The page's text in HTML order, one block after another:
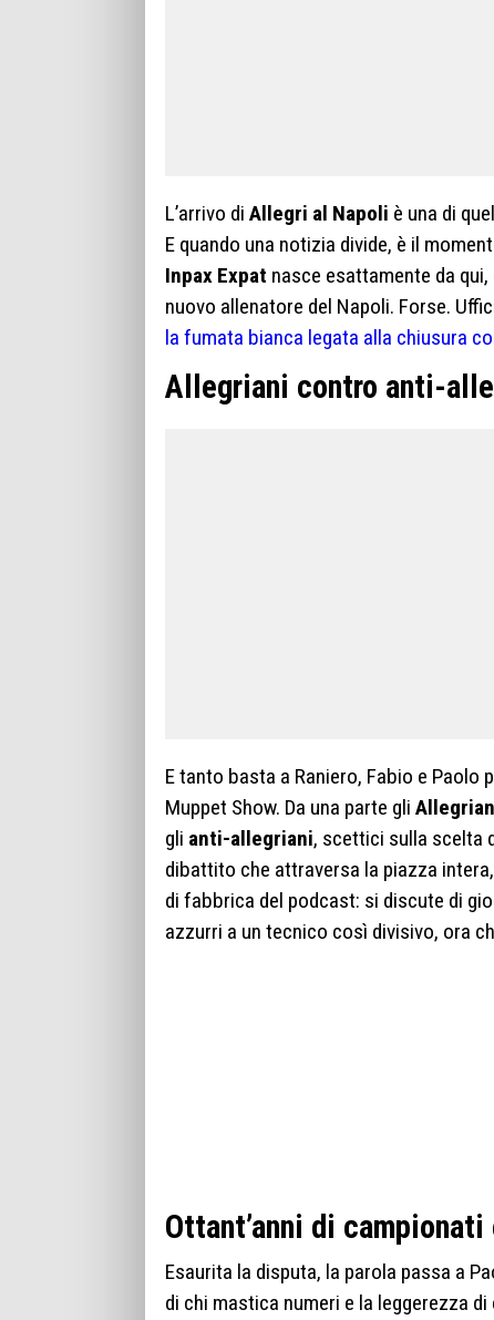
L’arrivo di Allegri al Napoli è una di
E quando una notizia divide, è il
Inpax Expat nasce esattamente da qui,
nuovo allenatore del Napoli. Forse.
la fumata bianca legata alla chiusura
Allegriani contro anti-
E tanto basta a Raniero, Fabio e
Muppet Show. Da una parte gli
gli anti-allegriani, scettici sulla scelta
dibattito che attraversa la piazza
di fabbrica del podcast: si discute di
azzurri a un tecnico così divisivo, ora
Ottant’anni di
Esaurita la disputa, la parola passa a
di chi mastica numeri e la leggerezza